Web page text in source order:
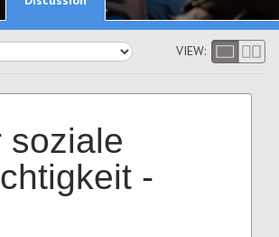
VIEW:
soziale
-